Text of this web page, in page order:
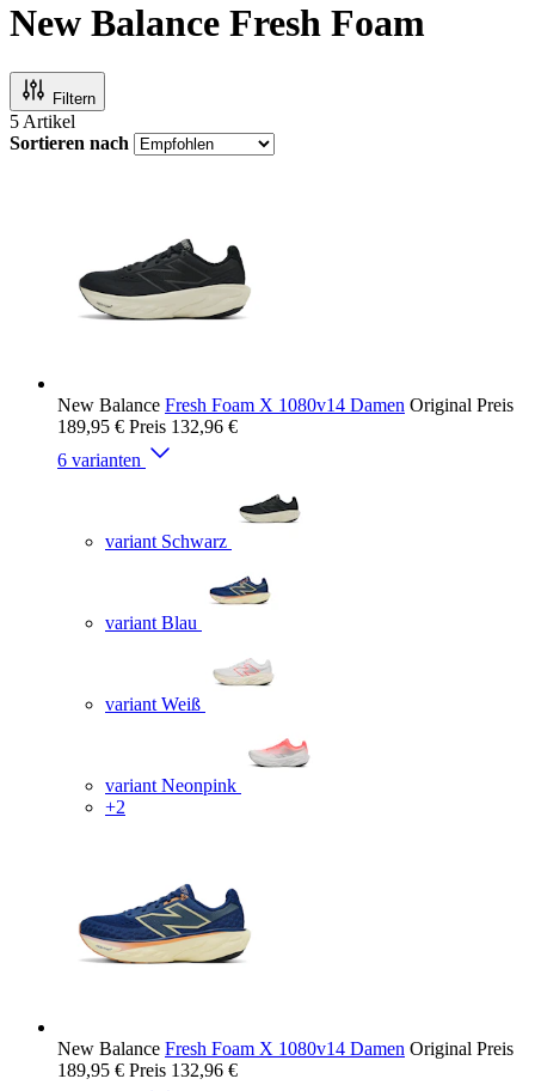
New Balance Fresh Foam
Filtern
5 Artikel
Sortieren nach
New Balance Fresh Foam X 1080v14 Damen Original Preis
189,95 € Preis 132,96 €
6 varianten
variant Schwarz
variant Blau
variant Weiß
variant Neonpink
+2
New Balance Fresh Foam X 1080v14 Damen Original Preis
189,95 € Preis 132,96 €